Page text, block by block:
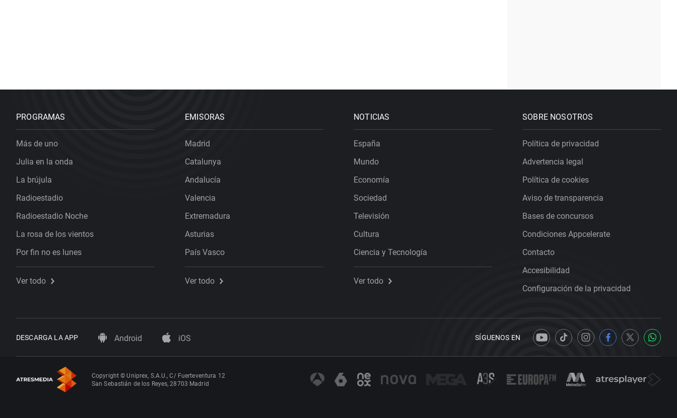
PROGRAMAS
Más de uno
Julia en la onda
La brújula
Radioestadio
Radioestadio Noche
La rosa de los vientos
Por fin no es lunes
Ver todo
EMISORAS
Madrid
Catalunya
Andalucía
Valencia
Extremadura
Asturias
País Vasco
Ver todo
NOTICIAS
España
Mundo
Economía
Sociedad
Televisión
Cultura
Ciencia y Tecnología
Ver todo
SOBRE NOSOTROS
Política de privacidad
Advertencia legal
Política de cookies
Aviso de transparencia
Bases de concursos
Condiciones Appcelerate
Contacto
Accesibilidad
Configuración de la privacidad
DESCARGA LA APP Android iOS SÍGUENOS EN
Copyright © Uniprex, S.A.U., C/ Fuerteventura 12
San Sebastián de los Reyes, 28703 Madrid